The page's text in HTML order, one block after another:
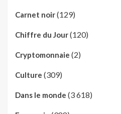
Carnet noir(129)
Chiffre du Jour(120)
Cryptomonnaie (2)
Culture (309)
Dans le monde (3 618)